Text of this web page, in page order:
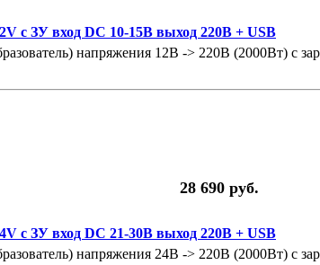
с ЗУ вход DC 10-15В выход 220В + USB
напряжения 12В -> 220В (2000Вт) с
28 690 руб.
с ЗУ вход DC 21-30В выход 220В + USB
напряжения 24В -> 220В (2000Вт) с